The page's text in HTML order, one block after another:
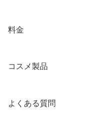
料金
コスメ製品
よくある質問